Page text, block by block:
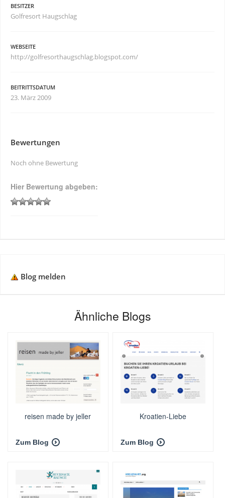
BESITZER
Golfresort Haugschlag
WEBSEITE
http://golfresorthaugschlag.blogspot.com/
BEITRITTSDATUM
23. März 2009
Bewertungen
Noch ohne Bewertung
Hier Bewertung abgeben:
Blog melden
Ähnliche Blogs
reisen made by jeller
Zum Blog
Kroatien-Liebe
Zum Blog